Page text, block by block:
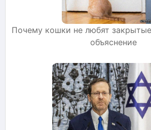
Почему кошки не любят
объяснение